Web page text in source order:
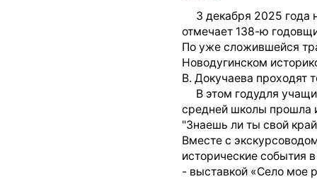
3 декабря 2025 года
отмечает 138-ю
По уже сложившейся
Новодугинском
В. Докучаева проходят
В этом годудля
средней школы прошла
"Знаешь ли ты свой
Вместе с
исторические события
- выставкой «Село мое